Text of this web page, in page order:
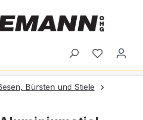
Du hast 0
Bürsten und Stiele